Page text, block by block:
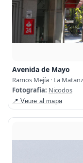
Avenida de Mayo
Ramos Mejía · La
Fotografia: Nicodos
📍 Veure al mapa